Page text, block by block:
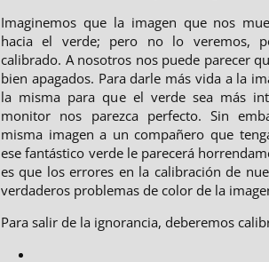
Imaginemos que la imagen que nos
hacia el verde; pero no lo veremos,
calibrado. A nosotros nos puede parecer
bien apagados. Para darle más vida a la
la misma para que el verde sea más
monitor nos parezca perfecto. Sin
misma imagen a un compañero que
ese fantástico verde le parecerá
es que los errores en la calibración de
verdaderos problemas de color de la
Para salir de la ignorancia, deberemos